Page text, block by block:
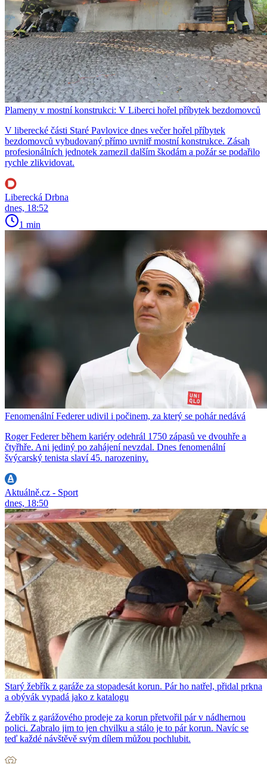
Plameny v mostní konstrukci: V Liberci hořel příbytek bezdomovců
V liberecké části Staré Pavlovice dnes večer hořel příbytek
bezdomovců vybudovaný přímo uvnitř mostní konstrukce. Zásah
profesionálních jednotek zamezil dalším škodám a požár se podařilo
rychle zlikvidovat.
Liberecká Drbna
dnes, 18:52
1 min
Fenomenální Federer udivil i počinem, za který se pohár nedává
Roger Federer během kariéry odehrál 1750 zápasů ve dvouhře a
čtyřhře. Ani jediný po zahájení nevzdal. Dnes fenomenální
švýcarský tenista slaví 45. narozeniny.
Aktuálně.cz - Sport
dnes, 18:50
Starý žebřík z garáže za stopadesát korun. Pár ho natřel, přidal prkna
a obývák vypadá jako z katalogu
Žebřík z garážového prodeje za korun přetvořil pár v nádhernou
polici. Zabralo jim to jen chvilku a stálo je to pár korun. Navíc se
teď každé návštěvě svým dílem můžou pochlubit.